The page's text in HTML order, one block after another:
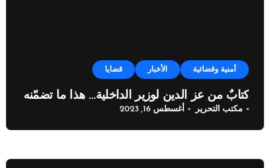
أمنية وقضائية الأخبار قضايا
كتابٌ من عز الدين لوزير الداخلية… هذا ما تضمّنه
مكتب التحرير أغسطس 16, 2023